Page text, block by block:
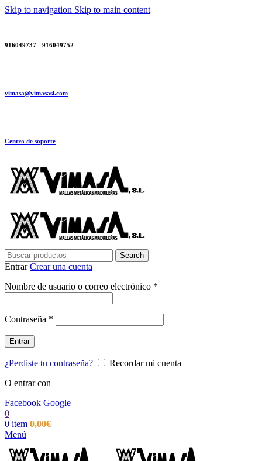
Skip to navigation Skip to main content
916049737 - 916049752
vimasa@vimasasl.com
Centro de soporte
Search
EntrarCrear una cuenta
Nombre de usuario o correo electrónico *
Contraseña *
Entrar
¿Perdiste tu contraseña?
Recordar mi cuenta
O entrar con
Facebook Google
0
0 item 0,00€
Menú